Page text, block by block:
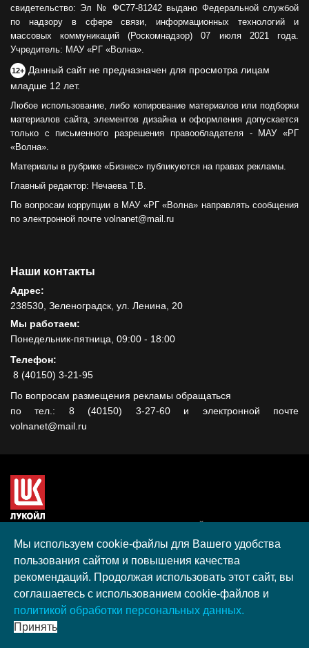
свидетельство: Эл № ФС77-81242 выдано Федеральной службой
по надзору в сфере связи, информационных технологий и
массовых коммуникаций (Роскомнадзор) 07 июля 2021 года.
Учредитель: МАУ «РГ «Волна».
12+ Данный сайт не предназначен для просмотра лицам
младше 12 лет.
Любое использование, либо копирование материалов или подборки
материалов сайта, элементов дизайна и оформления допускается
только с письменного разрешения правообладателя - МАУ «РГ
«Волна».
Материалы в рубрике «Бизнес» публикуются на правах рекламы.
Главный редактор: Нечаева Т.В.
По вопросам коррупции в МАУ «РГ «Волна» направлять сообщения
по электронной почте volnanet@mail.ru
Наши контакты
Адрес:
238530, Зеленоградск, ул. Ленина, 20
Мы работаем:
Понедельник-пятница, 09:00 - 18:00
Телефон:
8 (40150) 3-21-95
По вопросам размещения рекламы обращаться
по тел.: 8 (40150) 3-27-60 и электронной почте
volnanet@mail.ru
гранта, полученного в рамках XIII Конкурса социальных и
культурных проектов ПАО "ЛУКОЙЛ" на территории
Калининградской области в 2020 году
Согласие на обработку персональных данных
Разработка, поддержка и продвижение S-Media group
© 2026 МАУ «Редакция общественно-политической газеты
Мы используем cookie-файлы для Вашего удобства
пользования сайтом и повышения качества
рекомендаций. Продолжая использовать этот сайт, вы
соглашаетесь с использованием cookie-файлов и
политикой обработки персональных данных.
Принять